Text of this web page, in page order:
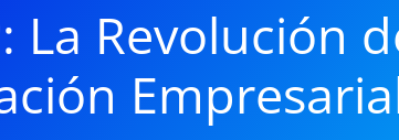
La Revolución